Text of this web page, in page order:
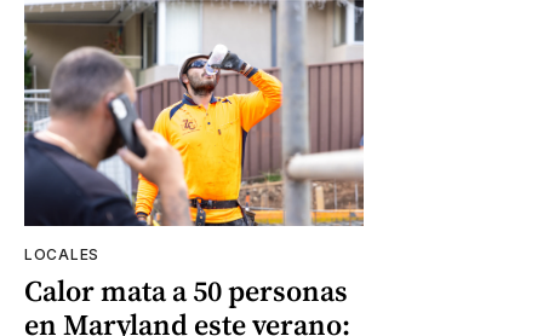
LOCALES
Calor mata a 50 personas
en Maryland este verano: